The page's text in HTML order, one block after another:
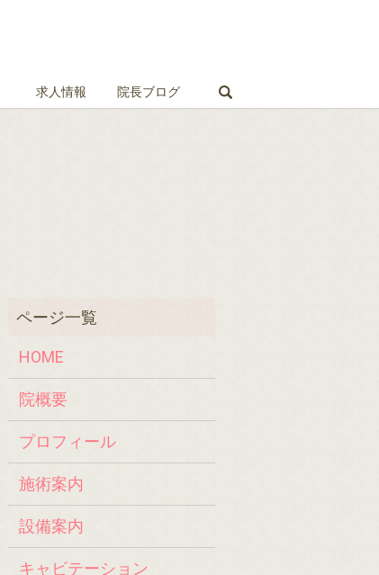
求人情報 院長ブログ
HOME
院概要
プロフィール
施術案内
設備案内
キャビテーション